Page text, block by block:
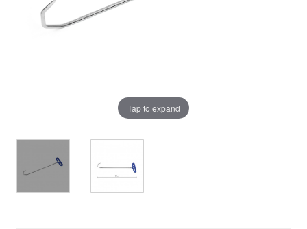
Tap to expand